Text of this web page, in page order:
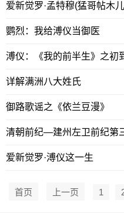
爱新觉罗·孟特穆(猛哥帖木
鹦烈：我给溥仪当御医
溥仪：《我的前半生》之初
详解满洲八大姓氏
御路歌谣之《依兰豆漫》
清朝前纪—建州左卫前纪第
爱新觉罗·溥仪这一生
首页 上一页 1